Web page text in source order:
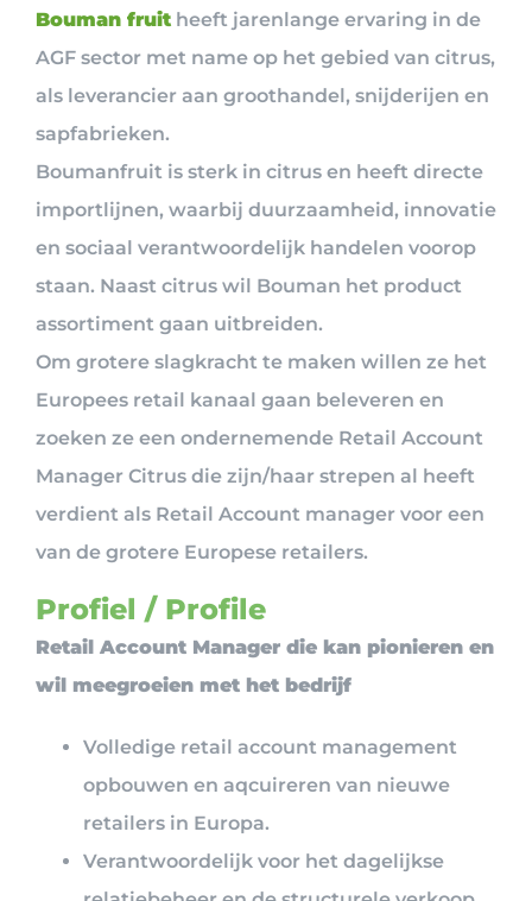
Bouman fruit heeft jarenlange ervaring in de
AGF sector met name op het gebied van citrus,
als leverancier aan groothandel, snijderijen en
sapfabrieken.
Boumanfruit is sterk in citrus en heeft directe
importlijnen, waarbij duurzaamheid, innovatie
en sociaal verantwoordelijk handelen voorop
staan. Naast citrus wil Bouman het product
assortiment gaan uitbreiden.
Om grotere slagkracht te maken willen ze het
Europees retail kanaal gaan beleveren en
zoeken ze een ondernemende Retail Account
Manager Citrus die zijn/haar strepen al heeft
verdient als Retail Account manager voor een
van de grotere Europese retailers.
Profiel / Profile
Retail Account Manager die kan pionieren en
wil meegroeien met het bedrijf
Volledige retail account management
opbouwen en aqcuireren van nieuwe
retailers in Europa.
Verantwoordelijk voor het dagelijkse